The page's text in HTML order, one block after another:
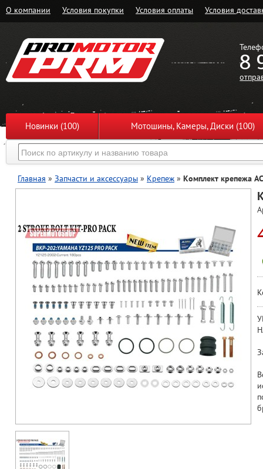
О компании Условия покупки Условия оплаты Условия
8
Новинки (100) Мотошины, Камеры, Диски (100)
Главная » Запчасти и аксессуары » Крепеж » Комплект крепежа